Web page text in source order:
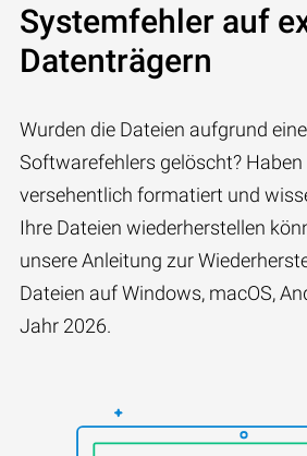
Systemfehler auf
Datenträgern
Wurden die Dateien aufgrund
Softwarefehlers gelöscht?
versehentlich formatiert und
Ihre Dateien wiederherstellen
unsere Anleitung zur
Dateien auf Windows, macOS,
Jahr 2026.